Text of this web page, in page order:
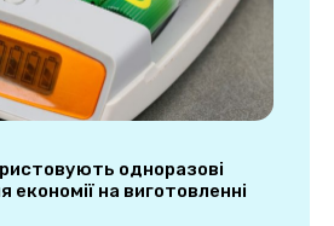
одноразові
економії на виготовленні